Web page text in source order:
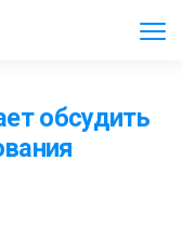
обсудить